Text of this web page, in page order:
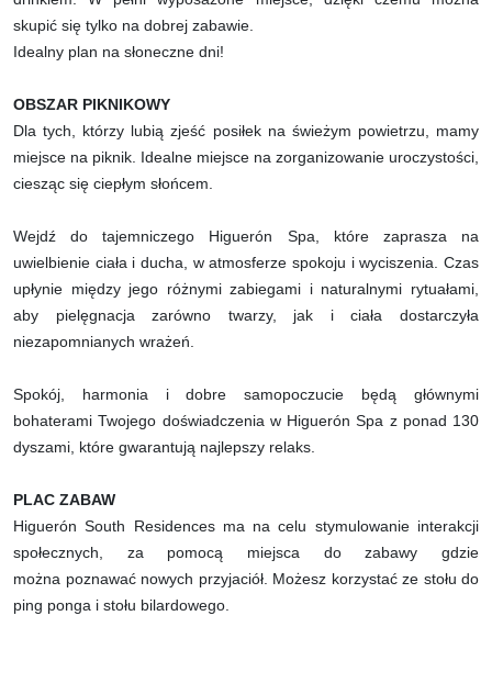
skupić się tylko na dobrej zabawie.
Idealny plan na słoneczne dni!
OBSZAR PIKNIKOWY
Dla tych, którzy lubią zjeść posiłek na świeżym powietrzu, mamy
miejsce na piknik. Idealne miejsce na zorganizowanie uroczystości,
ciesząc się ciepłym słońcem.
Wejdź do tajemniczego Higuerón Spa, które zaprasza na
uwielbienie ciała i ducha, w atmosferze spokoju i wyciszenia. Czas
upłynie między jego różnymi zabiegami i naturalnymi rytuałami,
aby pielęgnacja zarówno twarzy, jak i ciała dostarczyła
niezapomnianych wrażeń.
Spokój, harmonia i dobre samopoczucie będą głównymi
bohaterami Twojego doświadczenia w Higuerón Spa z ponad 130
dyszami, które gwarantują najlepszy relaks.
PLAC ZABAW
Higuerón South Residences ma na celu stymulowanie interakcji
społecznych, za pomocą miejsca do zabawy gdzie
można poznawać nowych przyjaciół. Możesz korzystać ze stołu do
ping ponga i stołu bilardowego.